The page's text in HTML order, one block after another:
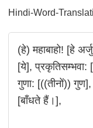
Hindi-Word-
(हे) महाबाहो! [हे
[ये], प्रकृतिसम्भवा:
गुणा: [((तीनों)) गुण],
[बाँधते हैं।],